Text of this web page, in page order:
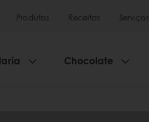
Produtos Receitas Serviços
Chocolate